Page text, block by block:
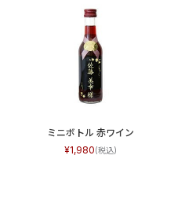
ミニボトル 赤ワイン
1,980